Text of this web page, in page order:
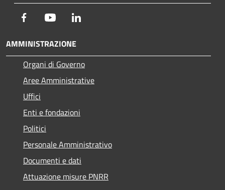
Facebook Youtube
AMMINISTRAZIONE
Organi di Governo
Aree Amministrative
Uffici
Enti e fondazioni
Politici
Personale Amministrativo
Documenti e dati
Attuazione misure PNRR